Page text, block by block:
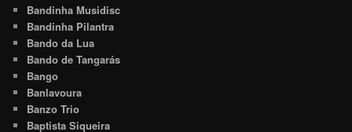
Bandinha Musidisc
Bandinha Pilantra
Bando da Lua
Bando de Tangarás
Bango
Banlavoura
Banzo Trio
Baptista Siqueira